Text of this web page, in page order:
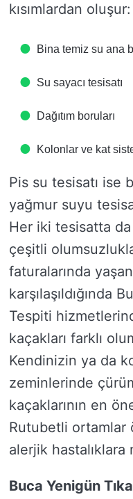
kısımlardan oluşur:
Bina temiz su ana
Su sayacı tesisatı
Dağıtım boruları
Kolonlar ve kat
Pis su tesisatı ise
yağmur suyu
Her iki tesisatta da
çeşitli
faturalarında
karşılaşıldığında
Tespiti
kaçakları farklı
Kendinizin ya da
zeminlerinde
kaçaklarının en
Rutubetli ortamlar
alerjik hastalıklara
Buca Yenigün